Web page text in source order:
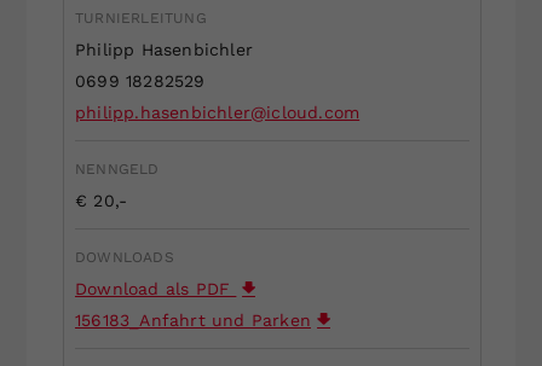
TURNIERLEITUNG
Philipp Hasenbichler
0699 18282529
philipp.hasenbichler@icloud.com
NENNGELD
€ 20,-
DOWNLOADS
Download als PDF
156183_Anfahrt und Parken
Zweck
Dieser Wert speichert Ihre Consent-
Einstellungen. Unter anderem eine
zufällig generierte ID, für die
historische Speicherung Ihrer